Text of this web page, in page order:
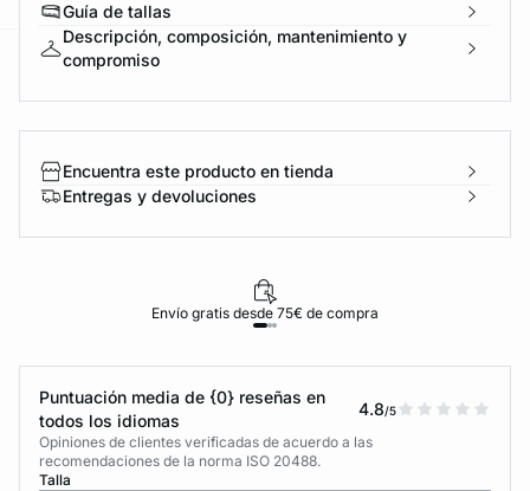
Guía de tallas
Descripción, composición, mantenimiento y
compromiso
Encuentra este producto en tienda
Entregas y devoluciones
Envío gratis desde 75€ de compra
Puntuación media de {0} reseñas en
todos los idiomas
4.8/5
Opiniones de clientes verificadas de acuerdo a las
recomendaciones de la norma ISO 20488.
Talla